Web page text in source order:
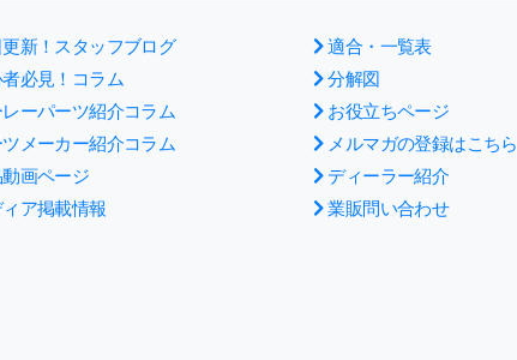
新！スタッフブログ
必見！コラム
ーパーツ紹介コラム
メーカー紹介コラム
画ページ
ア掲載情報
適合・一覧表
分解図
お役立ちページ
メルマガの登録はこちら
ディーラー紹介
業販問い合わせ